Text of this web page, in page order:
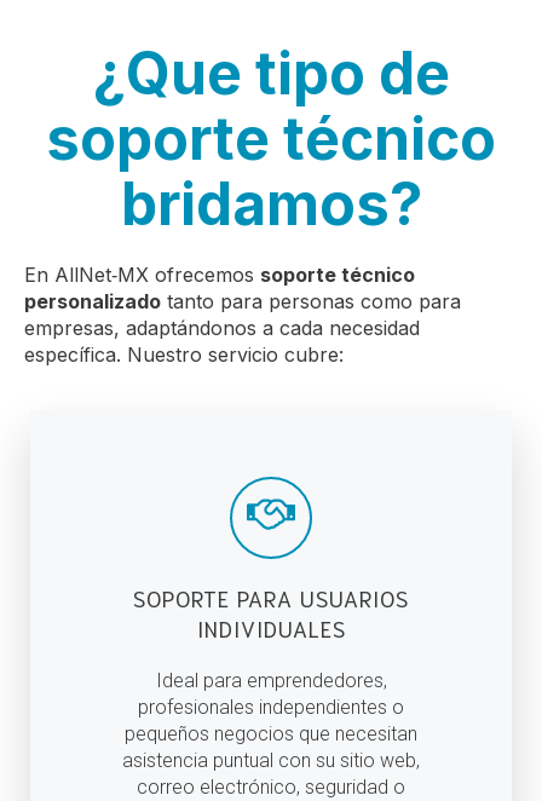
¿Que tipo de
soporte técnico
bridamos?
En AllNet‑MX ofrecemos soporte técnico
personalizado tanto para personas como para
empresas, adaptándonos a cada necesidad
específica. Nuestro servicio cubre:
SOPORTE PARA USUARIOS
INDIVIDUALES
Ideal para emprendedores,
profesionales independientes o
pequeños negocios que necesitan
asistencia puntual con su sitio web,
correo electrónico, seguridad o